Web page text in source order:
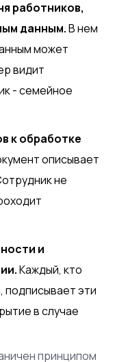
работников,
данным.В нем
может
видит
- семейное
к обработке
описывает
не
и
Каждый, кто
подписывает эти
в случае
принципом